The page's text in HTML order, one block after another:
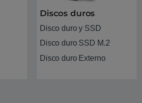
Discos duros
Disco duro y SSD
Disco duro SSD M.2
Disco duro Externo